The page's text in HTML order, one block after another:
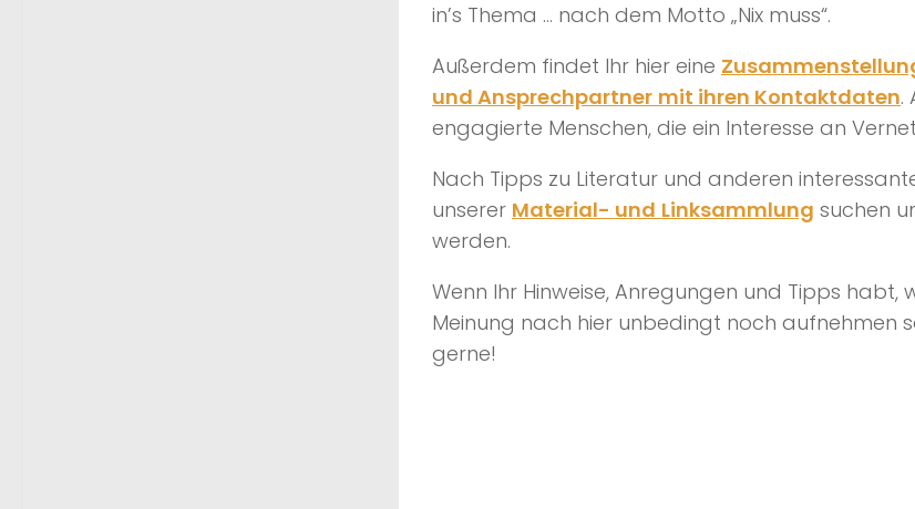
in’s Thema … nach dem Motto „Nix muss“.
Außerdem findet Ihr hier eine
und Ansprechpartner mit ihren Kontaktdaten.
engagierte Menschen, die ein Interesse an
Nach Tipps zu Literatur und anderen
unserer Material- und Linksammlung suchen
werden.
Wenn Ihr Hinweise, Anregungen und Tipps habt,
Meinung nach hier unbedingt noch aufnehmen
gerne!